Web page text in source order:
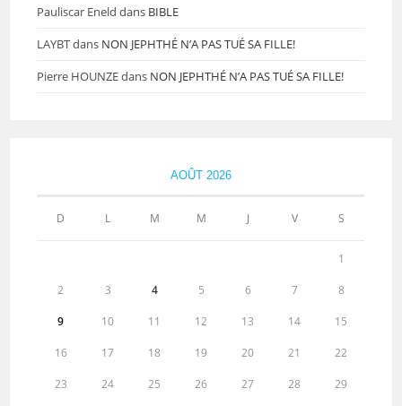
Pauliscar Eneld dans BIBLE
LAYBTdans NON JEPHTHÉ N’A PAS TUÉ SA FILLE!
Pierre HOUNZEdans NON JEPHTHÉ N’A PAS TUÉ SA FILLE!
AOÛT 2026
D L M M J V S
1
2 3 4 5 6 7 8
9 10 11 12 13 14 15
16 17 18 19 20 21 22
23 24 25 26 27 28 29